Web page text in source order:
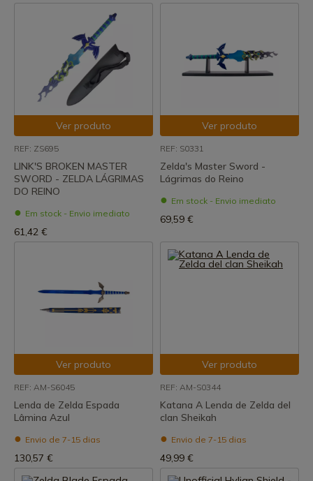
Ver produto
REF: ZS695
LINK'S BROKEN MASTER
SWORD - ZELDA LÁGRIMAS
DO REINO
Em stock - Envio imediato
61,42 €
Ver produto
REF: S0331
Zelda's Master Sword -
Lágrimas do Reino
Em stock - Envio imediato
69,59 €
Ver produto
REF: AM-S6045
Lenda de Zelda Espada
Lâmina Azul
Envio de 7-15 dias
130,57 €
Ver produto
REF: AM-S0344
Katana A Lenda de Zelda del
clan Sheikah
Envio de 7-15 dias
49,99 €